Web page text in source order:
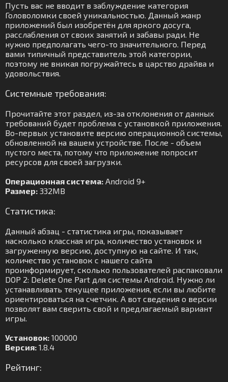
Пусть вас не вводит в заблуждение категория
Головоломки своей уникальностью. Данный жанр
приложений был изобретён для яркого досуга,
расслабления от своих занятий и забавы ради. Не
нужно предполагать чего-то значительного. Перед
вами типичный представитель этой категории,
поэтому не вникая погружайтесь в царство драйва и
удовольствия.
Системные требования:
Прочитайте этот раздел, из-за отклонения от данных
требований будет проблема с установкой приложения.
Во-первых установите версию операционной системы,
обновленной на вашем устройстве. После - объем
пустого места, потому что приложение попросит
ресурсов для своей загрузки.
Операционная система: Android 9+
Размер: 332MB
Статистика:
Данный абзац - статистика игры, показывает
насколько классная игра, количество установок и
загруженную версию, доступную на сайте. И так,
количество установок с нашего сайта
проинформирует, сколько пользователей распаковали
DOP 2: Delete One Part для системы Android. Нужно ли
устанавливать текущее приложения, если вы любите
ориентироваться на счетчик. А вот сведения о версии
позволят вам сверить свой и предлагаемый вариант
игры.
Установок: 100000
Версия: 1.8.4
Рейтинг: